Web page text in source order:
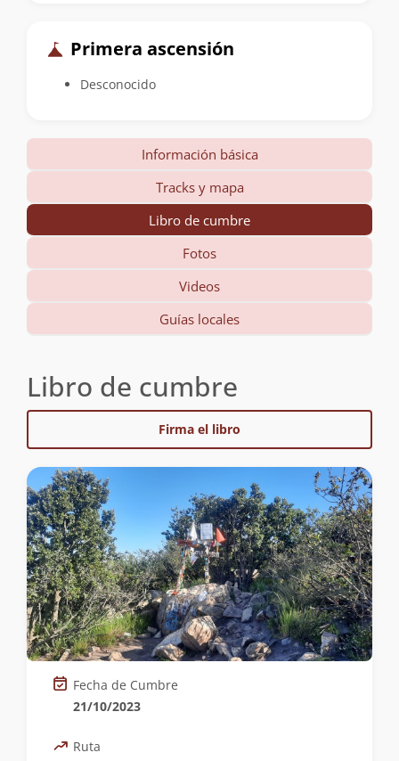
Primera ascensión
Desconocido
Información básica
Tracks y mapa
Libro de cumbre
Fotos
Videos
Guías locales
Libro de cumbre
Firma el libro
Fecha de Cumbre
21/10/2023
Ruta